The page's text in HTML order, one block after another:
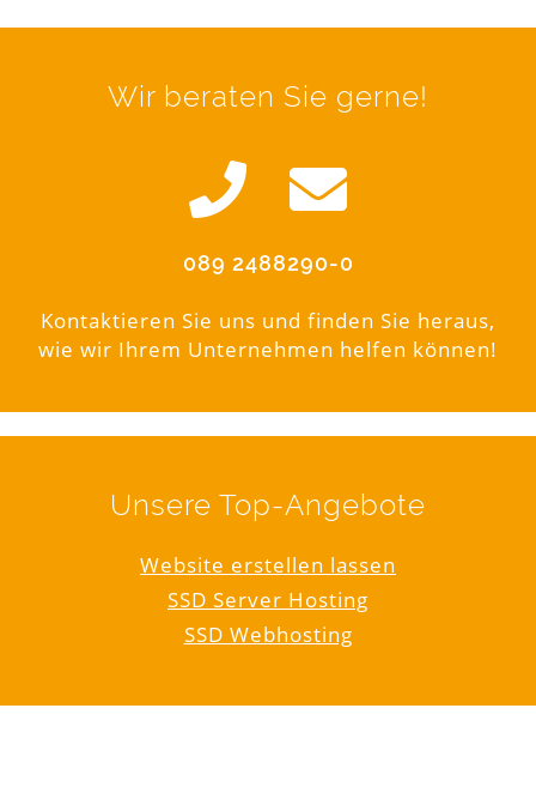
Wir beraten Sie gerne!
089 2488290-0
Kontaktieren Sie uns und finden Sie heraus,
wie wir Ihrem Unternehmen helfen können!
Unsere Top-Angebote
Website erstellen lassen
SSD Server Hosting
SSD Webhosting